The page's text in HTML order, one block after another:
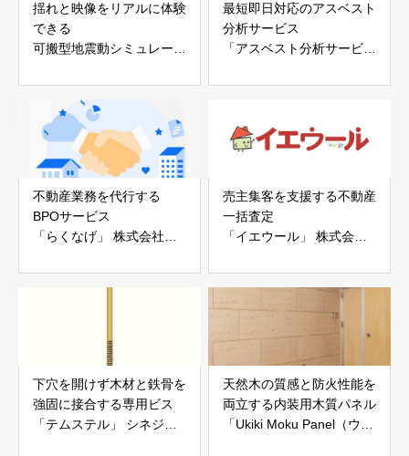
揺れと映像をリアルに体験
できる
可搬型地震動シミュレータ
白山工業株式会社
最短即日対応のアスベスト
分析サービス
「アスベスト分析サービ
不動産業務を代行する
BPOサービス
「らくなげ」 株式会社い
売主集客を支援する不動産
一括査定
「イエウール」 株式会社
下穴を開けず木材と鉄骨を
強固に接合する専用ビス
「テムステル」 シネジッ
天然木の質感と防火性能を
両立する内装用木質パネル
「Ukiki Moku Panel（ウキ